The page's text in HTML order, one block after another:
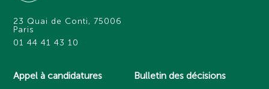
23 Quai de Conti, 75006
Paris
01 44 41 43 10
Appel à candidatures Bulletin des décisions